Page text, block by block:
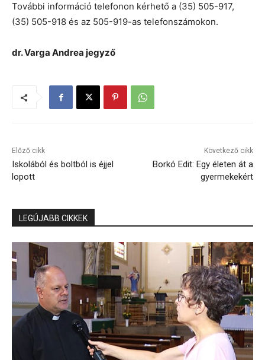
További információ telefonon kérhető a (35) 505-917,
(35) 505-918 és az 505-919-as telefonszámokon.
dr. Varga Andrea jegyző
Előző cikk
Iskolából és boltból is éjjel
lopott
Következő cikk
Borkó Edit: Egy életen át a
gyermekekért
LEGÚJABB CIKKEK